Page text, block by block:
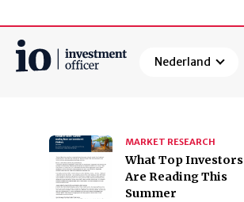
Nederland
MARKET RESEARCH
​​​​​​​What Top Investors
Are Reading This
Summer